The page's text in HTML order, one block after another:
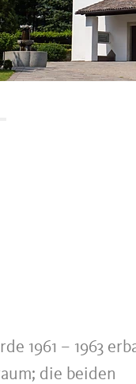
1961 – 1963
die beiden